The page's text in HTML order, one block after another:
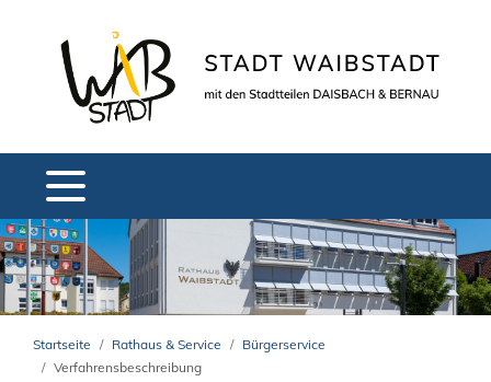
Startseite Rathaus & Service
Bürgerservice
Verfahrensbeschreibung